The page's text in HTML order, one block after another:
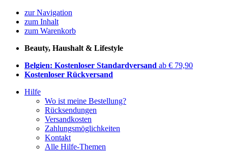
zur Navigation
zum Inhalt
zum Warenkorb
Beauty, Haushalt & Lifestyle
Belgien: Kostenloser Standardversand ab € 79,90
Kostenloser Rückversand
Hilfe
Wo ist meine Bestellung?
Rücksendungen
Versandkosten
Zahlungsmöglichkeiten
Kontakt
Alle Hilfe-Themen